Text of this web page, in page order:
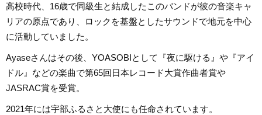
高校時代、16歳で同級生と結成したこのバンドが彼の音楽キャ
リアの原点であり、ロックを基盤としたサウンドで地元を中心
に活動していました。
Ayaseさんはその後、YOASOBIとして『夜に駆ける』や『アイ
ドル』などの楽曲で第65回日本レコード大賞作曲者賞や
JASRAC賞を受賞。
2021年には宇部ふるさと大使にも任命されています。